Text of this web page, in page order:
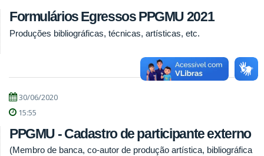
Formulários Egressos PPGMU 2021
Produções bibliográficas, técnicas, artísticas, etc.
30/06/2020
15:55
PPGMU - Cadastro de participante externo
(Membro de banca, co-autor de produção artística, bibliográfica